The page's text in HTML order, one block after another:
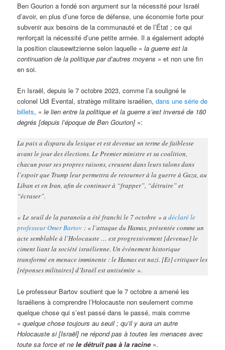
Ben Gourion a fondé son argument sur la nécessité pour Israël
d’avoir, en plus d’une force de défense, une économie forte pour
subvenir aux besoins de la communauté et de l’État ; ce qui
renforçait la nécessité d’une petite armée. Il a également adopté
la position clausewitzienne selon laquelle «la guerre est la
continuation de la politique par d’autres moyens » et non une fin
en soi.
En Israël, depuis le 7 octobre 2023, comme l’a souligné le
colonel Udi Evental, stratège militaire israélien,dans une série de
billets, «le lien entre la politique et la guerre s’est inversé de 180
degrés [depuis l’époque de Ben Gourion] »:
La paix a disparu du lexique et est devenue un terme de faiblesse
avant le jour des élections. Le Premier ministre et sa coalition,
chacun pour ses propres raisons, creusent dans leurs talons dans
l’espoir que Trump leur permettra de retourner à la guerre à Gaza, au
Liban et en Iran, afin de continuer à “frapper”, “détruire” et
“écraser”.
« Le seuil de la paranoïa a été franchi le 7 octobre » adéclaré le
professeur Omer Bartov : « l’attaque du Hamas, présentée comme un
acte semblable à l’Holocauste … est progressivement [devenue] le
ciment liant la société israélienne. Un événement historique
transformé en menace imminente : le Hamas est nazi. [Et] critiquer les
[réponses militaires] d’Israël est antisémite ».
Le professeur Bartov soutient que le 7 octobre a amené les
Israéliens à comprendre l’Holocauste non seulement comme
quelque chose qui s’est passé dans le passé, mais comme
«quelque chose toujours au seuil ; qu’il y aura un autre
Holocauste si [Israël] ne répond pas à toutes les menaces avec
toute sa force et nele détruit pas à la racine ».